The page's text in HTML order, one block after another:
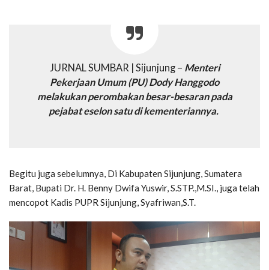
JURNAL SUMBAR | Sijunjung – Menteri
Pekerjaan Umum (PU) Dody Hanggodo
melakukan perombakan besar-besaran pada
pejabat eselon satu di kementeriannya.
Begitu juga sebelumnya, Di Kabupaten Sijunjung, Sumatera
Barat, Bupati Dr. H. Benny Dwifa Yuswir, S.STP.,M.SI., juga telah
mencopot Kadis PUPR Sijunjung, Syafriwan,S.T.